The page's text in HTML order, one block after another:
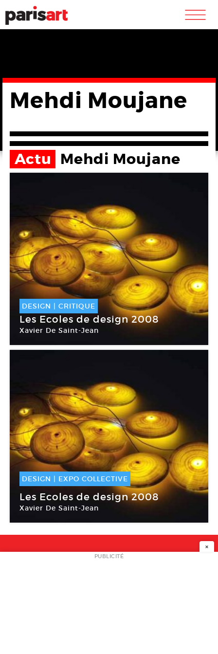
m
Mehdi Moujane
Actu Mehdi Moujane
DESIGN CRITIQUE
Les Ecoles de design 2008
Xavier De Saint-Jean
DESIGN | EXPO COLLECTIVE
09 Juil -24 Août 2008
Les Ecoles de design 2008
Xavier De Saint-Jean
NEWSLETTER
×
PUBLICITÉ